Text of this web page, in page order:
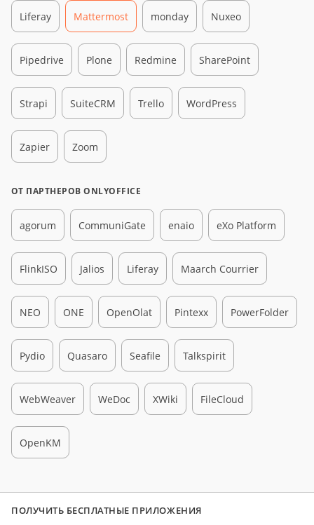
Liferay Mattermost monday Nuxeo
Pipedrive Plone Redmine SharePoint
Strapi SuiteCRM Trello WordPress
Zapier Zoom
ОТ ПАРТНЕРОВ ONLYOFFICE
agorum CommuniGate enaio eXo Platform
FlinkISO Jalios Liferay Maarch Courrier
NEO ONE OpenOlat Pintexx PowerFolder
Pydio Quasaro Seafile Talkspirit
WebWeaver WeDoc XWiki FileCloud
OpenKM
ПОЛУЧИТЬ БЕСПЛАТНЫЕ ПРИЛОЖЕНИЯ